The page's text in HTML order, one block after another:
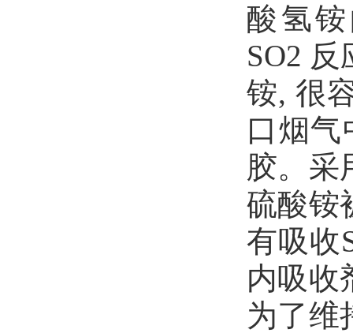
酸氢
SO2
铵, 很
口烟
胶。采
硫酸铵
有吸收
内吸收
为了维